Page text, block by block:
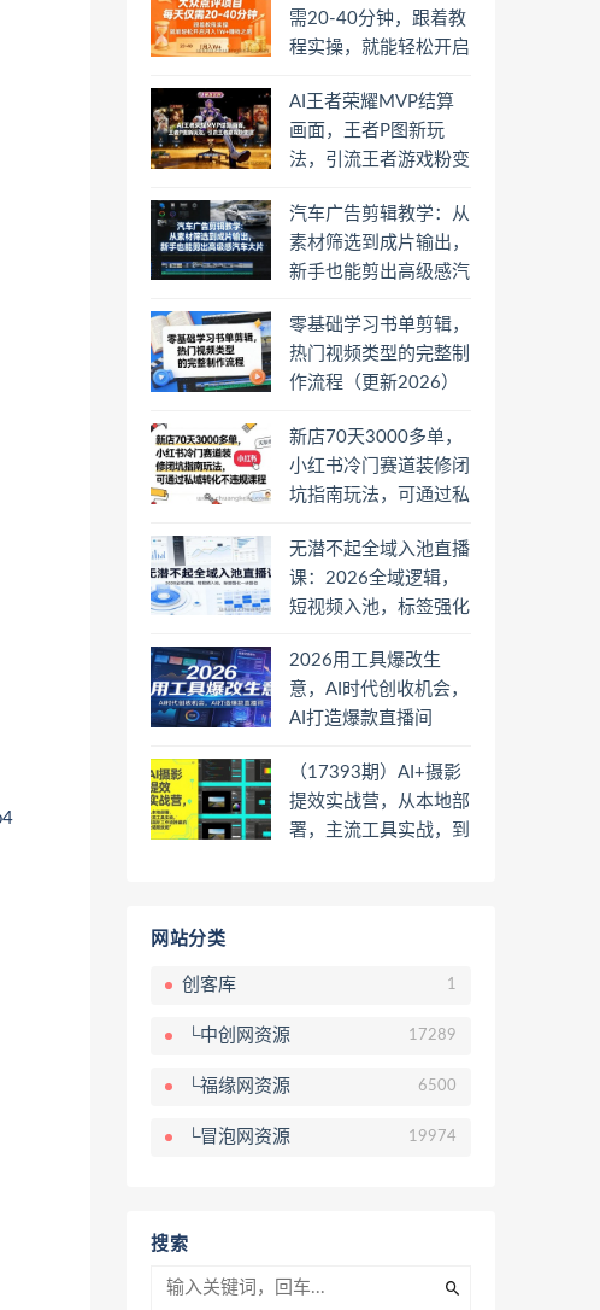
需20-40分钟，跟着教
程实操，就能轻松开启
AI王者荣耀MVP结算
画面，王者P图新玩
法，引流王者游戏粉变
汽车广告剪辑教学：从
素材筛选到成片输出，
新手也能剪出高级感汽
零基础学习书单剪辑，
热门视频类型的完整制
作流程（更新2026）
新店70天3000多单，
小红书冷门赛道装修闭
坑指南玩法，可通过私
无潜不起全域入池直播
课：2026全域逻辑，
短视频入池，标签强化
2026用工具爆改生
意，AI时代创收机会，
AI打造爆款直播间
（17393期）AI+摄影
提效实战营，从本地部
署，主流工具实战，到
网站分类
创客库 1
└中创网资源 17289
└福缘网资源 6500
└冒泡网资源 19974
搜索